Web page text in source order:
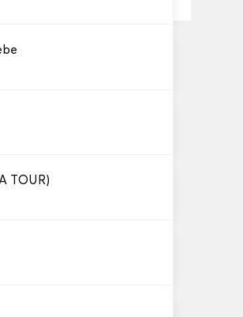
TOUR)
Einkaufswert von 60 €.